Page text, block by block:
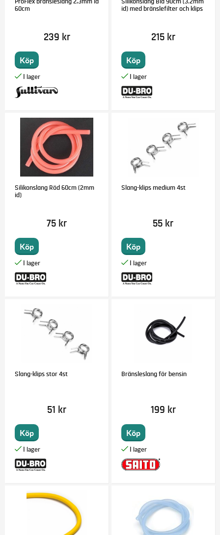
60cm
239 kr
Köp
id) med bränslefilter och klips
215 kr
Köp
Silikonslang Röd 60cm (2mm
id)
75 kr
Köp
Slang-klips medium 4st
55 kr
Köp
Slang-klips stor 4st
51 kr
Köp
Bränsleslang för bensin
199 kr
Köp